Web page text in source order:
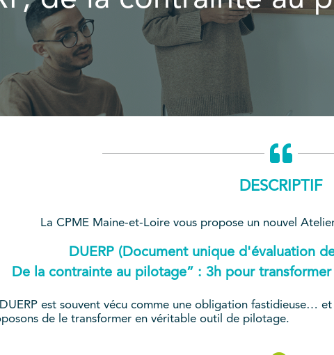
DESCRIPTIF
La CPME Maine-et-Loire vous propose un nouvel
DUERP (Document unique d'évaluation
De la contrainte au pilotage” : 3h pour
est souvent vécu comme une obligation fastidieuse…
de le transformer en véritable outil de pilotage.